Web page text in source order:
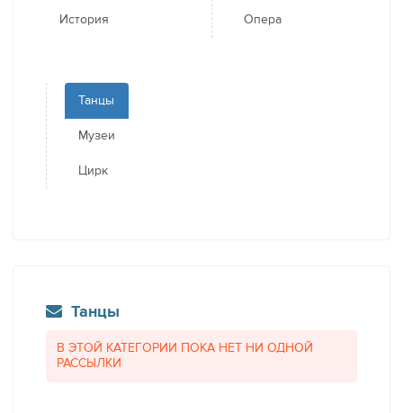
История Опера
Танцы
Музеи
Цирк
Танцы
В ЭТОЙ КАТЕГОРИИ ПОКА НЕТ НИ ОДНОЙ
РАССЫЛКИ